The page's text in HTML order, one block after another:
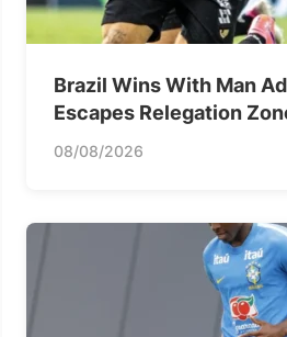
Brazil Wins With Man
Escapes Relegation
08/08/2026